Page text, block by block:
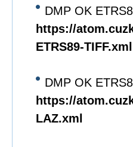
DMP OK
https://
ETRS89-TIFF.xml
DMP OK
https://
LAZ.xml